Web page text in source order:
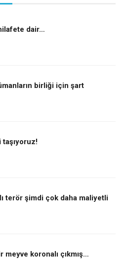
dair…
birliği için şart
terör şimdi çok daha maliyetli
meyve koronalı çıkmış…